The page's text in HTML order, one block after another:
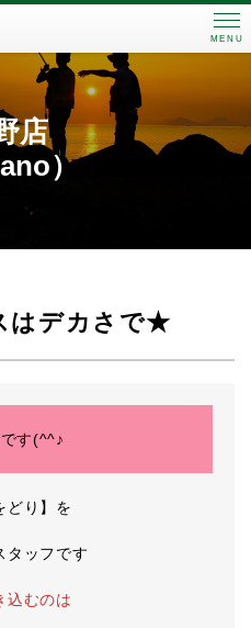
MENU
店
）
はデカさで★
す(^^♪
どり】を
タッフです
込むのは